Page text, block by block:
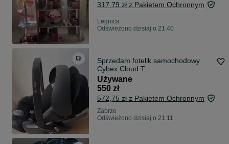
317,79 zł z Pakietem Ochronnym
Legnica
Odświeżono dzisiaj o 21:40
Sprzedam fotelik samochodowy
Cybex Cloud T
Używane
550 zł
572,75 zł z Pakietem Ochronnym
Zabrze
Odświeżono dzisiaj o 21:11